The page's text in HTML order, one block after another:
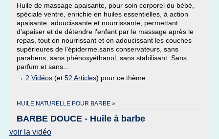
Huile de massage apaisante, pour soin corporel du bébé,
spéciale ventre, enrichie en huiles essentielles, à action
apaisante, adoucissante et nourrissante, permettant
d'apaiser et de détendre l'enfant par le massage après le
repas, tout en nourrissant et en adoucissant les couches
supérieures de l'épiderme.sans conservateurs, sans
parabens, sans phénoxyéthanol, sans stabilisant. Sans
parfum et sans...
→ 2 Vidéos (et 52 Articles) pour ce thème
HUILE NATURELLE POUR BARBE »
BARBE DOUCE - Huile à barbe
voir la vidéo